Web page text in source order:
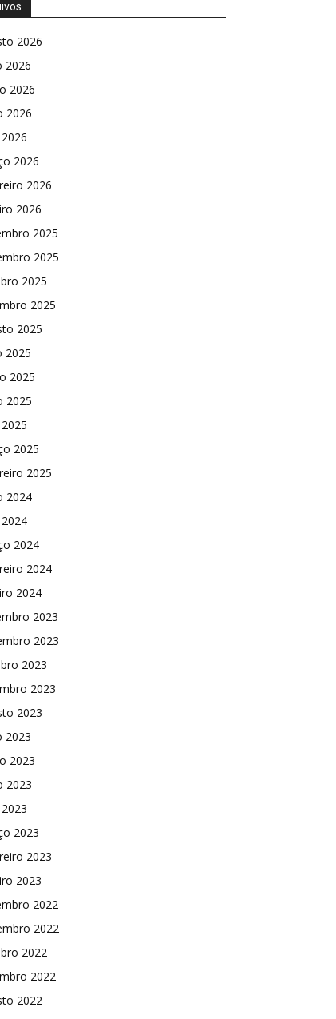
2026
2026
2026
2026
2026
2026
2026
2025
2025
2025
2025
2025
2025
2025
2025
2025
2025
2024
2024
2024
2024
2023
2023
2023
2023
2023
2023
2023
2023
2023
2023
2023
2022
2022
2022
2022
2022